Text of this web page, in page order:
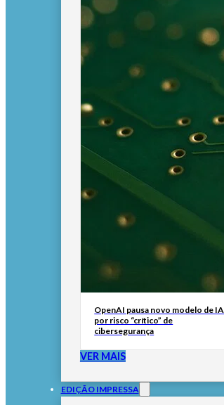
OpenAI pausa novo modelo de IA
por risco “crítico” de
cibersegurança
VER MAIS
EDIÇÃO IMPRESSA